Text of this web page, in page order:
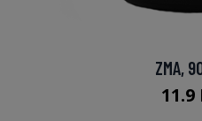
ZMA,
11.9